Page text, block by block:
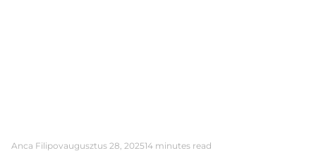
Anca Filipovaugusztus 28, 202514 minutes read